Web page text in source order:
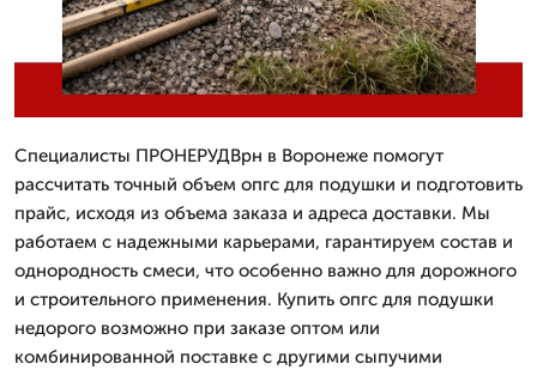
Специалисты ПРОНЕРУДВрн в Воронеже помогут
рассчитать точный объем опгс для подушки и подготовить
прайс, исходя из объема заказа и адреса доставки. Мы
работаем с надежными карьерами, гарантируем состав и
однородность смеси, что особенно важно для дорожного
и строительного применения. Купить опгс для подушки
недорого возможно при заказе оптом или
комбинированной поставке с другими сыпучими